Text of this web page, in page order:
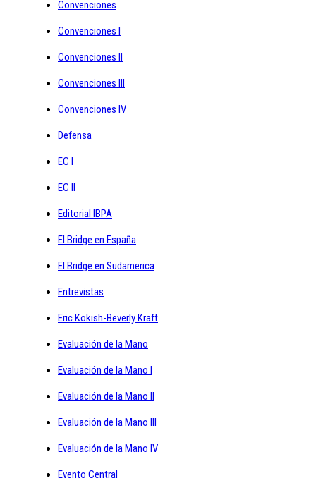
Convenciones
Convenciones I
Convenciones II
Convenciones III
Convenciones IV
Defensa
EC I
EC II
Editorial IBPA
El Bridge en España
El Bridge en Sudamerica
Entrevistas
Eric Kokish-Beverly Kraft
Evaluación de la Mano
Evaluación de la Mano I
Evaluación de la Mano II
Evaluación de la Mano III
Evaluación de la Mano IV
Evento Central